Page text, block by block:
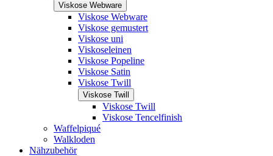
Viskose Webware
Viskose Webware
Viskose gemustert
Viskose uni
Viskoseleinen
Viskose Popeline
Viskose Satin
Viskose Twill
Viskose Twill
Viskose Twill
Viskose Tencelfinish
Waffelpiqué
Walkloden
Nähzubehör